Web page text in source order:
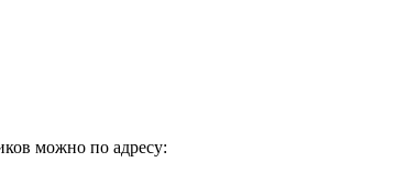
можно по адресу: